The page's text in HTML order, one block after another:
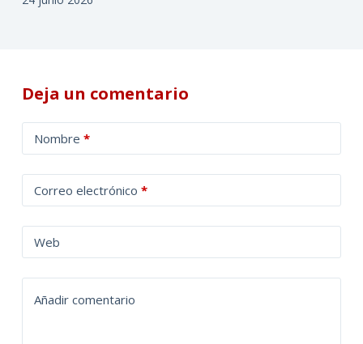
Deja un comentario
Nombre *
Correo electrónico *
Web
Añadir comentario
l
t
a
t